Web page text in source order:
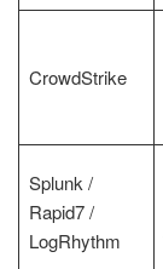
CrowdStrike
Splunk /
Rapid7 /
LogRhythm